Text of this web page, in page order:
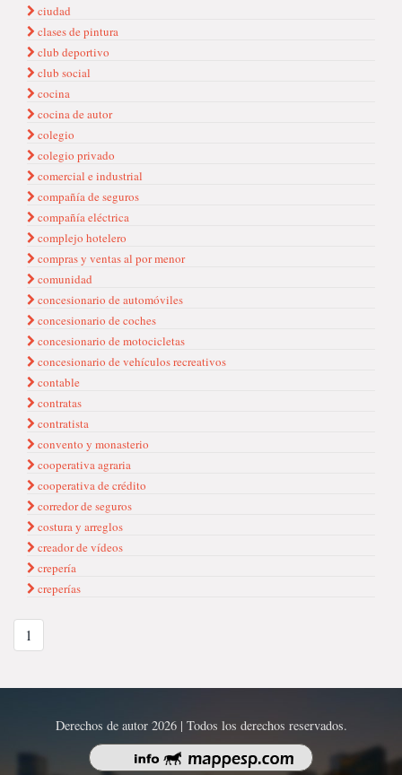
ciudad
clases de pintura
club deportivo
club social
cocina
cocina de autor
colegio
colegio privado
comercial e industrial
compañía de seguros
compañía eléctrica
complejo hotelero
compras y ventas al por menor
comunidad
concesionario de automóviles
concesionario de coches
concesionario de motocicletas
concesionario de vehículos recreativos
contable
contratas
contratista
convento y monasterio
cooperativa agraria
cooperativa de crédito
corredor de seguros
costura y arreglos
creador de vídeos
crepería
creperías
1
Derechos de autor 2026 | Todos los derechos reservados.